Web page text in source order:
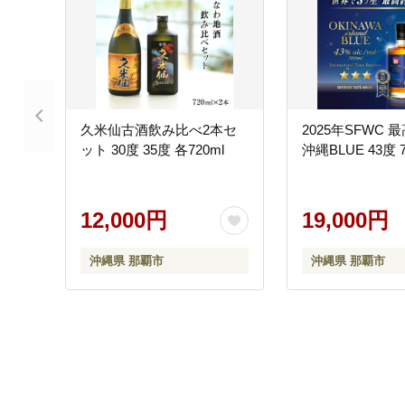
久米仙古酒飲み比べ2本セ
ット 30度 35度 各720ml
12,000円
沖縄県 那覇市
2025年SFWC
沖縄BLUE 43度
19,000円
沖縄県 那覇市